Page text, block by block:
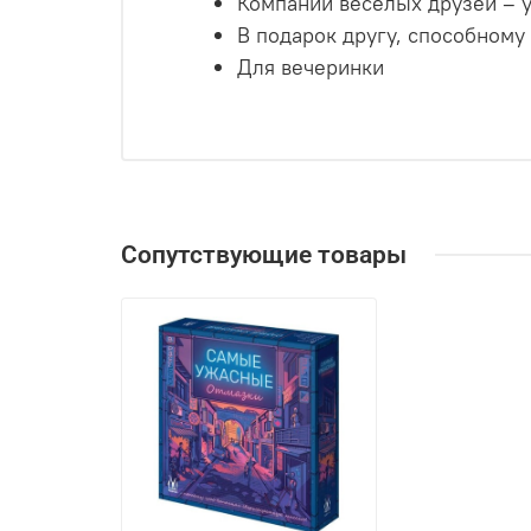
В подарок другу, способному
Для вечеринки
Сопутствующие товары